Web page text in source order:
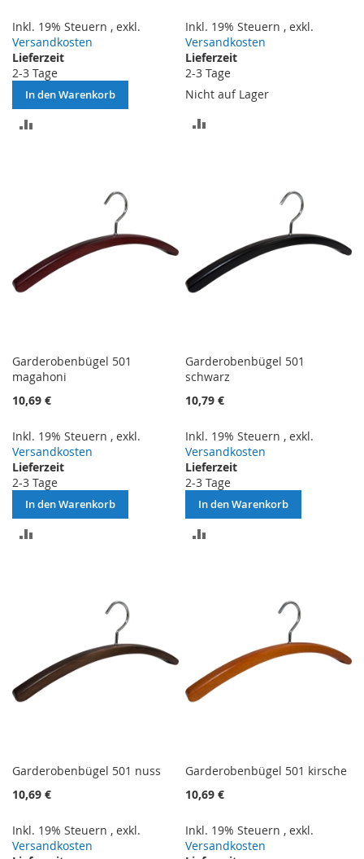
Inkl. 19% Steuern , exkl.
Versandkosten
Lieferzeit
2-3 Tage
In den Warenkorb
Inkl. 19% Steuern ,exkl.
Versandkosten
Lieferzeit
2-3 Tage
Nicht auf Lager
Garderobenbügel 501
magahoni
10,69 €
Inkl. 19% Steuern , exkl.
Versandkosten
Lieferzeit
2-3 Tage
In den Warenkorb
Garderobenbügel 501
schwarz
10,79 €
Inkl. 19% Steuern ,exkl.
Versandkosten
Lieferzeit
2-3 Tage
In den Warenkorb
Garderobenbügel 501 nuss
10,69 €
Inkl. 19% Steuern , exkl.
Versandkosten
Garderobenbügel 501 kirsche
10,69 €
Inkl. 19% Steuern ,exkl.
Versandkosten